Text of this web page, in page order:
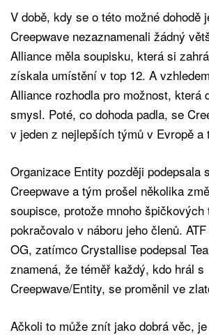
V době, kdy se o této možné dohodě
Creepwave nezaznamenali žádný
Alliance měla soupisku, která si
získala umístění v top 12. A
Alliance rozhodla pro možnost, která
smysl. Poté, co dohoda padla, se
v jeden z nejlepších týmů v Evropě a
Organizace Entity později podepsala
Creepwave a tým prošel několika
soupisce, protože mnoho špičkových
pokračovalo v náboru jeho členů.
OG, zatímco Crystallise podepsal
znamená, že téměř každý, kdo hrál s
Creepwave/Entity, se proměnil ve
Ačkoli to může znít jako dobrá věc,